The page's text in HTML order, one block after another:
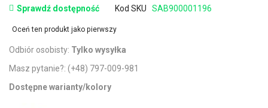
Sprawdź dostępność Kod SKU SAB900001196
Oceń ten produkt jako pierwszy
Odbiór osobisty: Tylko wysyłka
Masz pytanie?: (+48) 797-009-981
Dostępne warianty/kolory